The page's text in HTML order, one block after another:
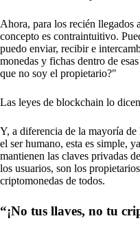
Ahora, para los recién llegados
concepto es contraintuitivo.
puedo enviar, recibir e
monedas y fichas dentro de
que no soy el propietario?"
Las leyes de blockchain lo
Y, a diferencia de la mayoría de
el ser humano, esta es simple,
mantienen las claves privadas
los usuarios, son los
criptomonedas de todos.
“¡No tus llaves, no tu